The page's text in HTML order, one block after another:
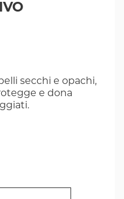
secchi e opachi,
e dona